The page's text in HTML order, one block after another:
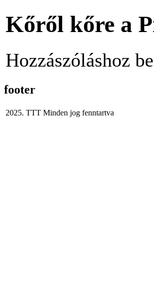
Kőről kőre a
Hozzászóláshoz
footer
2025. TTT Minden jog fenntartva